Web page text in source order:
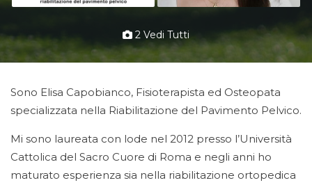
2 Vedi Tutti
Sono Elisa Capobianco, Fisioterapista ed Osteopata
specializzata nella Riabilitazione del Pavimento Pelvico.
Mi sono laureata con lode nel 2012 presso l’Università
Cattolica del Sacro Cuore di Roma e negli anni ho
maturato esperienza sia nella riabilitazione ortopedica